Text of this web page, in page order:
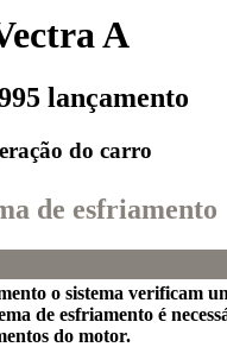
A
lançamento
do carro
de esfriamento
o sistema verificam
de esfriamento é
do motor.